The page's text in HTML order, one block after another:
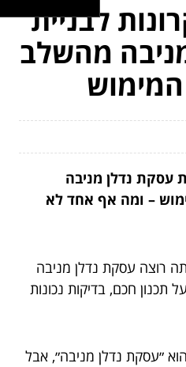
לבניית
מהשלב
המימוש
עסקת נדלן מניבה
– ומה אף אחד לא
רוצה עסקת נדלן מניבה
חכם, בדיקות נכונות
״עסקת נדלן מניבה״, אבל